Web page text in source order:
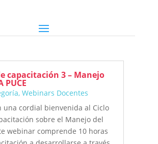
capacitación 3 – Manejo
PUCE
,Webinars Docentes
una cordial bienvenida al Ciclo
sobre el Manejo del
webinar comprende 10 horas